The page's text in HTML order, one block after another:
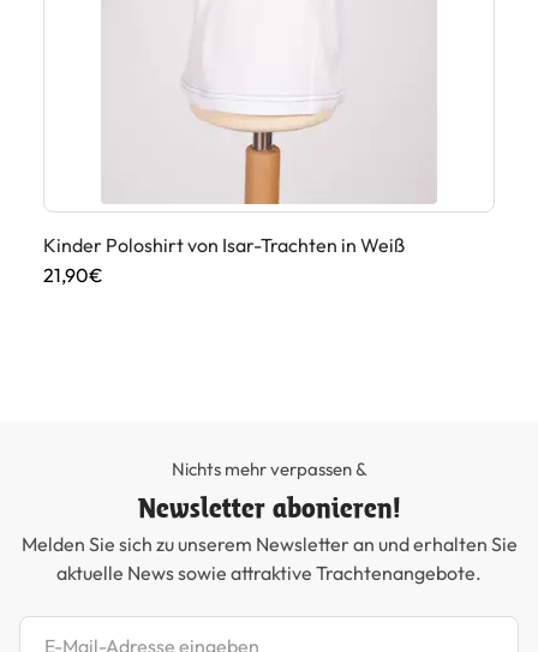
Kinder Poloshirt von Isar-Trachten in Weiß
21,90€
Nichts mehr verpassen &
Newsletter abonieren!
Melden Sie sich zu unserem Newsletter an und erhalten Sie
aktuelle News sowie attraktive Trachtenangebote.
Newsletter abonnieren